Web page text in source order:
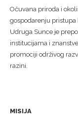
Očuvana priroda i
gospodarenju pristupa
Udruga Sunce je
institucijama i
promociji održivog
razini.
MISIJA